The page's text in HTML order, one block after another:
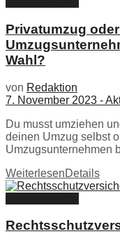
Privatumzug
Wahl?
von Redaktion
7. November 2023 -
Du musst umziehen
deinen Umzug selbst
Umzugsunternehmen
WeiterlesenDetails